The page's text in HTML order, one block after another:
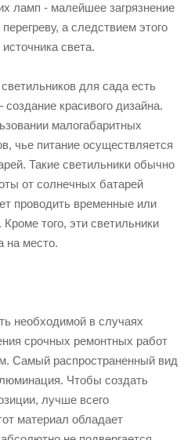
ламп - малейшее загрязнение
а следствием этого
света.
для сада есть
красивого дизайна.
малогабаритных
чье питание осуществляется
Такие светильники обычно
от солнечных батарей
проводить временные или
того, эти светильники
на место.
необходимой в случаях
срочных ремонтных работ
Самый распространенный вид
Чтобы создать
лучше всего
материал обладает